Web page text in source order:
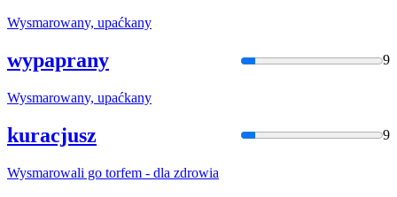
Wysmarowany, upaćkany
wypaprany 9
Wysmarowany, upaćkany
kuracjusz 9
Wysmarowali go torfem - dla zdrowia